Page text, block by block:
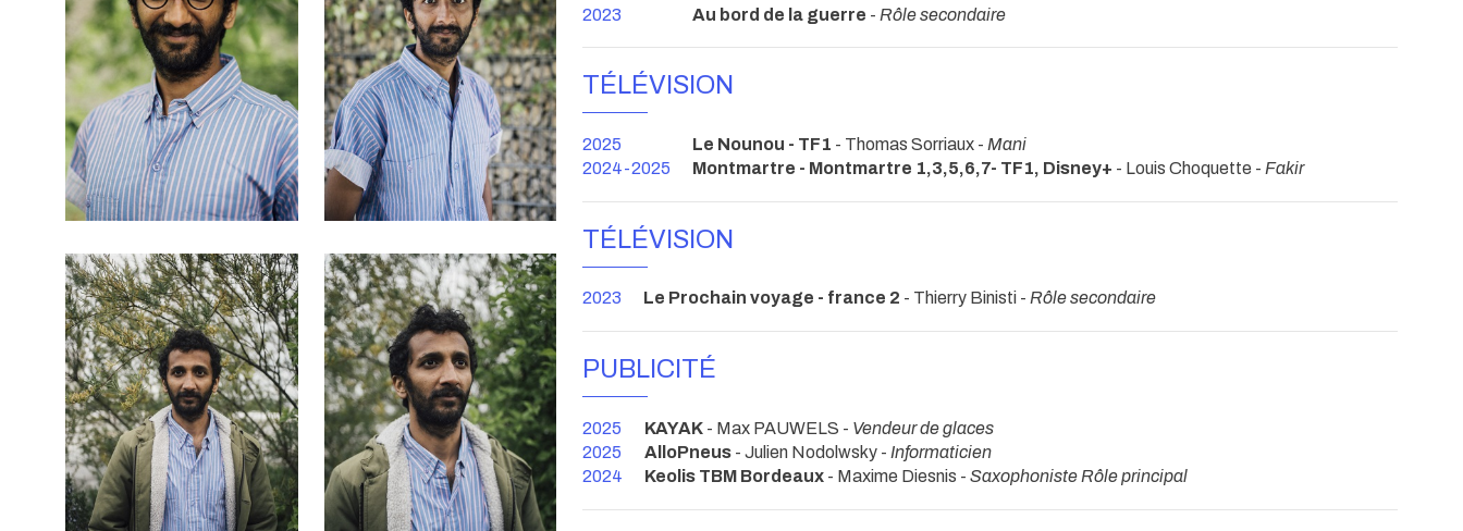
2023
Au bord de la guerre - Rôle secondaire
TÉLÉVISION
2025 Le Nounou - TF1 - Thomas Sorriaux - Mani
2024-2025
Montmartre - Montmartre 1,3,5,6,7- TF1, Disney+ - Louis Choquette - Fakir
TÉLÉVISION
2023 Le Prochain voyage - france 2 - Thierry Binisti - Rôle secondaire
PUBLICITÉ
2025 KAYAK - Max PAUWELS - Vendeur de glaces
2025
AlloPneus - Julien Nodolwsky - Informaticien
2024
Keolis TBM Bordeaux - Maxime Diesnis - Saxophoniste Rôle principal